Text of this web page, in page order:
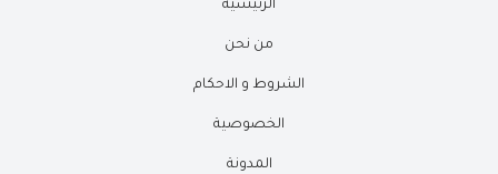
الرئيسية
من نحن
الشروط و الاحكام
الخصوصية
المدونة